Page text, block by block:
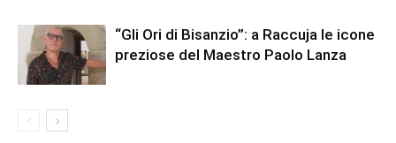
“Gli Ori di Bisanzio”: a Raccuja le icone
preziose del Maestro Paolo Lanza